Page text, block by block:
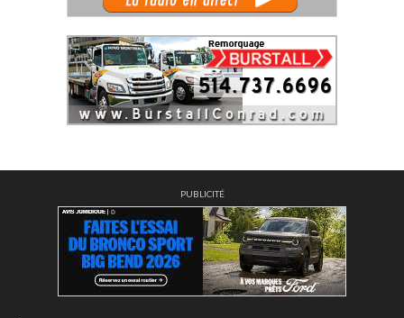
PUBLICITÉ